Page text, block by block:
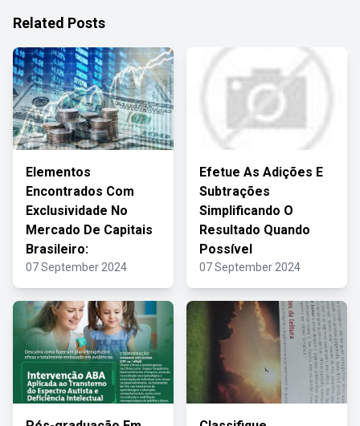
Related Posts
Elementos
Encontrados Com
Exclusividade No
Mercado De Capitais
Brasileiro:
07 September 2024
Efetue As Adições E
Subtrações
Simplificando O
Resultado Quando
Possível
07 September 2024